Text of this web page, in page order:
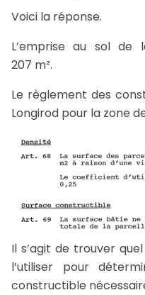
Voici la réponse.
L’emprise au sol
207 m².
Le règlement des
Longirod pour la zone
Il s’agit de trouver
l’utiliser pour
constructible